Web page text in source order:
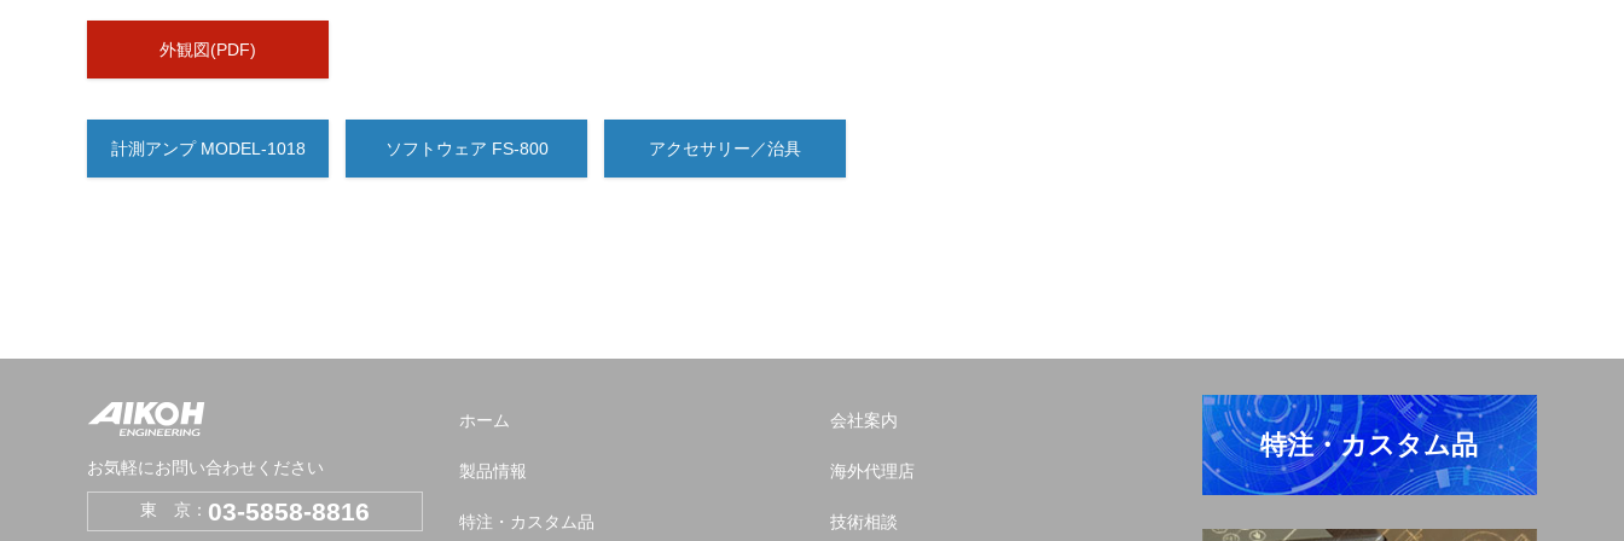
外観図(PDF)
計測アンプ MODEL-1018 ソフトウェア FS-800 アクセサリー／治具
お気軽にお問い合わせください
東 京： 03-5858-8816
ホーム
製品情報
特注・カスタム品
会社案内
海外代理店
技術相談
特注・カスタム品